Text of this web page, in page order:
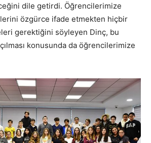
dile getirdi. Öğrencilerimize
özgürce ifade etmekten hiçbir
gerektiğini söyleyen Dinç, bu
konusunda da öğrencilerimize